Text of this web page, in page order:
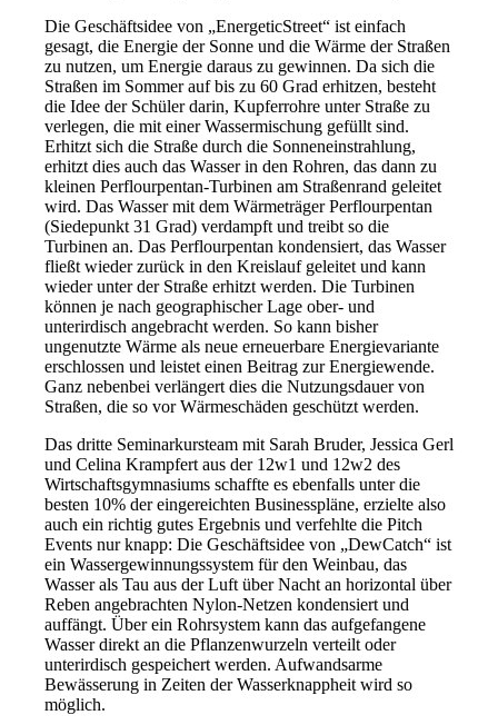
Die Geschäftsidee von „EnergeticStreet“ ist einfach
gesagt, die Energie der Sonne und die Wärme der Straßen
zu nutzen, um Energie daraus zu gewinnen. Da sich die
Straßen im Sommer auf bis zu 60 Grad erhitzen, besteht
die Idee der Schüler darin, Kupferrohre unter Straße zu
verlegen, die mit einer Wassermischung gefüllt sind.
Erhitzt sich die Straße durch die Sonneneinstrahlung,
erhitzt dies auch das Wasser in den Rohren, das dann zu
kleinen Perflourpentan-Turbinen am Straßenrand geleitet
wird. Das Wasser mit dem Wärmeträger Perflourpentan
(Siedepunkt 31 Grad) verdampft und treibt so die
Turbinen an. Das Perflourpentan kondensiert, das Wasser
fließt wieder zurück in den Kreislauf geleitet und kann
wieder unter der Straße erhitzt werden. Die Turbinen
können je nach geographischer Lage ober- und
unterirdisch angebracht werden. So kann bisher
ungenutzte Wärme als neue erneuerbare Energievariante
erschlossen und leistet einen Beitrag zur Energiewende.
Ganz nebenbei verlängert dies die Nutzungsdauer von
Straßen, die so vor Wärmeschäden geschützt werden.
Das dritte Seminarkursteam mit Sarah Bruder, Jessica Gerl
und Celina Krampfert aus der 12w1 und 12w2 des
Wirtschaftsgymnasiums schaffte es ebenfalls unter die
besten 10% der eingereichten Businesspläne, erzielte also
auch ein richtig gutes Ergebnis und verfehlte die Pitch
Events nur knapp: Die Geschäftsidee von „DewCatch“ ist
ein Wassergewinnungssystem für den Weinbau, das
Wasser als Tau aus der Luft über Nacht an horizontal über
Reben angebrachten Nylon-Netzen kondensiert und
auffängt. Über ein Rohrsystem kann das aufgefangene
Wasser direkt an die Pflanzenwurzeln verteilt oder
unterirdisch gespeichert werden. Aufwandsarme
Bewässerung in Zeiten der Wasserknappheit wird so
möglich.